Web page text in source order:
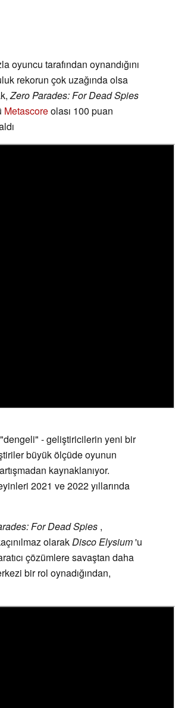
oyuncu tarafından oynandığını
rekorun çok uzağında olsa
Zero Parades: For Dead Spies
Metascoreolası 100 puan
- geliştiricilerin yeni bir
büyük ölçüde oyunun
kaynaklanıyor.
2021 ve 2022 yıllarında
For Dead Spies ,
olarakDisco Elysium'u
çözümlere savaştan daha
bir rol oynadığından,